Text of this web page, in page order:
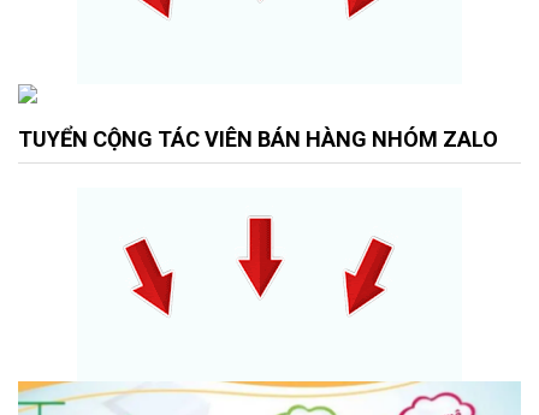
TUYỂN CỘNG TÁC VIÊN BÁN HÀNG NHÓM ZALO